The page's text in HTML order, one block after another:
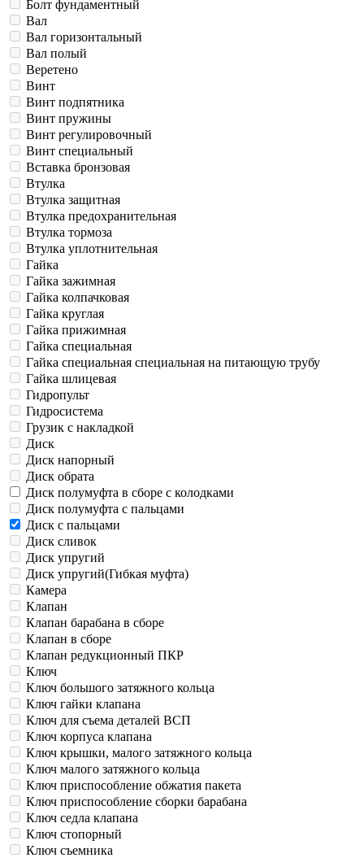
Болт фундаментный
Вал
Вал горизонтальный
Вал полый
Веретено
Винт
Винт подпятника
Винт пружины
Винт регулировочный
Винт специальный
Вставка бронзовая
Втулка
Втулка защитная
Втулка предохранительная
Втулка тормоза
Втулка уплотнительная
Гайка
Гайка зажимная
Гайка колпачковая
Гайка круглая
Гайка прижимная
Гайка специальная
Гайка специальная специальная на питающую трубу
Гайка шлицевая
Гидропульт
Гидросистема
Грузик с накладкой
Диск
Диск напорный
Диск обрата
Диск полумуфта в сборе с колодками
Диск полумуфта с пальцами
Диск с пальцами
Диск сливок
Диск упругий
Диск упругий(Гибкая муфта)
Камера
Клапан
Клапан барабана в сборе
Клапан в сборе
Клапан редукционный ПКР
Ключ
Ключ большого затяжного кольца
Ключ гайки клапана
Ключ для съема деталей ВСП
Ключ корпуса клапана
Ключ крышки, малого затяжного кольца
Ключ малого затяжного кольца
Ключ приспособление обжатия пакета
Ключ приспособление сборки барабана
Ключ седла клапана
Ключ стопорный
Ключ съемника